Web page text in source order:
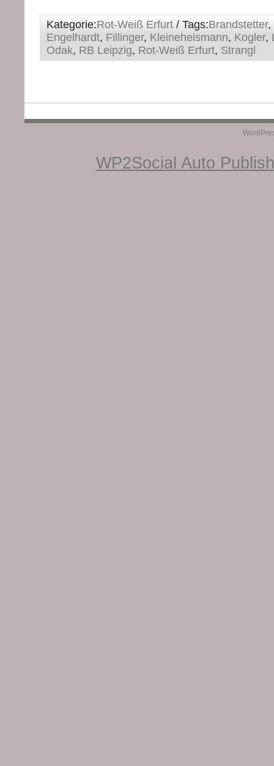
Kategorie:Rot-Weiß Erfurt / Tags:Brandstetter,
Engelhardt, Fillinger, Kleineheismann, Kogler,
Odak, RB Leipzig, Rot-Weiß Erfurt, Strangl
WP2Social Auto Publish